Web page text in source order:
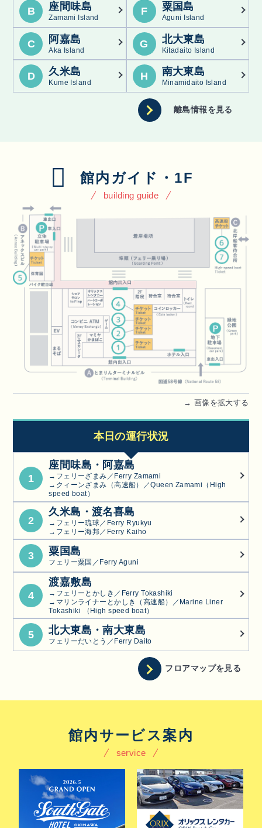
B 座間味島
Zamami Island
C 阿嘉島
Aka Island
D 久米島
Kume Island
F 粟国島
Aguni Island
G 北大東島
Kitadaito Island
H 南大東島
Minamidaito Island
離島情報を見る
館内ガイド・1F
building guide
→ 画像を拡大する
本日の運行状況
1
座間味島・阿嘉島
→フェリーざまみ／Ferry Zamami
→クィーンざまみ（高速船）／Queen Zamami（High
speed boat）
2
久米島・渡名喜島
→フェリー琉球／Ferry Ryukyu
→フェリー海邦／Ferry Kaiho
3 粟国島
フェリー粟国／Ferry Aguni
4
渡嘉敷島
→フェリーとかしき／Ferry Tokashiki
→マリンライナーとかしき（高速船）／Marine Liner
Tokashiki （High speed boat）
5 北大東島・南大東島
フェリーだいとう／Ferry Daito
フロアマップを見る
館内サービス案内
service